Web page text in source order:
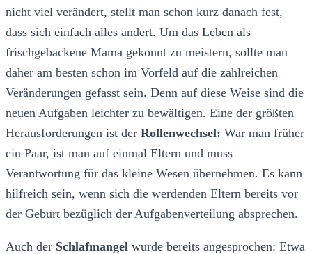
nicht viel verändert, stellt man schon kurz danach fest,
dass sich einfach alles ändert. Um das Leben als
frischgebackene Mama gekonnt zu meistern, sollte man
daher am besten schon im Vorfeld auf die zahlreichen
Veränderungen gefasst sein. Denn auf diese Weise sind die
neuen Aufgaben leichter zu bewältigen. Eine der größten
Herausforderungen ist der Rollenwechsel: War man früher
ein Paar, ist man auf einmal Eltern und muss
Verantwortung für das kleine Wesen übernehmen. Es kann
hilfreich sein, wenn sich die werdenden Eltern bereits vor
der Geburt bezüglich der Aufgabenverteilung absprechen.
Auch der Schlafmangel wurde bereits angesprochen: Etwa